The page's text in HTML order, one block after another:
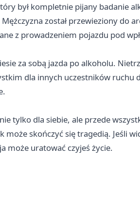
był kompletnie pijany badanie
został przewieziony do
z prowadzeniem pojazdu pod
za sobą jazda po alkoholu.
dla innych uczestników ruchu
tylko dla siebie, ale przede
skończyć się tragedią. Jeśli
może uratować czyjeś życie.